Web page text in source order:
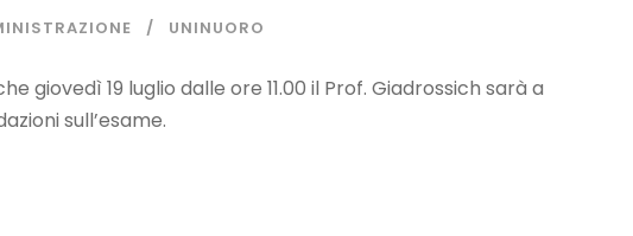
UNINUORO
giovedì 19 luglio dalle ore 11.00 il Prof. Giadrossich sarà a
sull’esame.